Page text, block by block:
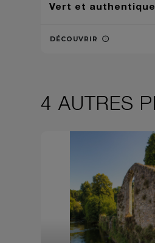
Vert et authentique
DÉCOUVRIR
4 AUTRES